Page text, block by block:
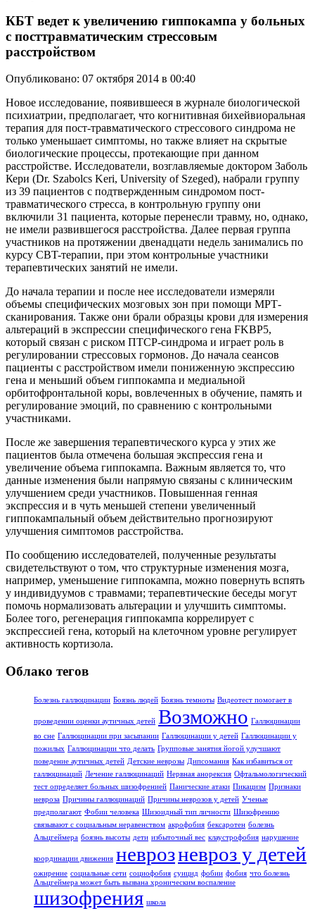
КБТ ведет к увеличению гиппокампа у больных
с посттравматическим стрессовым
расстройством
Опубликовано: 07 октября 2014 в 00:40
Новое исследование, появившееся в журнале биологической
психиатрии, предполагает, что когнитивная бихейвиоральная
терапия для пост-травматического стрессового синдрома не
только уменьшает симптомы, но также влияет на скрытые
биологические процессы, протекающие при данном
расстройстве. Исследователи, возглавляемые доктором Заболь
Кери (Dr. Szabolcs Keri, University of Szeged), набрали группу
из 39 пациентов с подтвержденным синдромом пост-
травматического стресса, в контрольную группу они
включили 31 пациента, которые перенесли травму, но, однако,
не имели развившегося расстройства. Далее первая группа
участников на протяжении двенадцати недель занимались по
курсу CBT-терапии, при этом контрольные участники
терапевтических занятий не имели.
До начала терапии и после нее исследователи измеряли
объемы специфических мозговых зон при помощи МРТ-
сканирования. Также они брали образцы крови для измерения
альтераций в экспрессии специфического гена FKBP5,
который связан с риском ПТСР-синдрома и играет роль в
регулировании стрессовых гормонов. До начала сеансов
пациенты с расстройством имели пониженную экспрессию
гена и меньший объем гиппокампа и медиальной
орбитофронтальной коры, вовлеченных в обучение, память и
регулирование эмоций, по сравнению с контрольными
участниками.
После же завершения терапевтического курса у этих же
пациентов была отмечена большая экспрессия гена и
увеличение объема гиппокампа. Важным является то, что
данные изменения были напрямую связаны с клиническим
улучшением среди участников. Повышенная генная
экспрессия и в чуть меньшей степени увеличенный
гиппокампальный объем действительно прогнозируют
улучшения симптомов расстройства.
По сообщению исследователей, полученные результаты
свидетельствуют о том, что структурные изменения мозга,
например, уменьшение гиппокампа, можно повернуть вспять
у индивидуумов с травмами; терапевтические беседы могут
помочь нормализовать альтерации и улучшить симптомы.
Более того, регенерация гиппокампа коррелирует с
экспрессией гена, который на клеточном уровне регулирует
активность кортизола.
Облако тегов
Болезнь галлюцинации Боязнь людей Боязнь темноты Видеотест помогает в
проведении оценки аутичных детей Возможно Галлюцинации
во сне Галлюцинации при засыпании Галлюцинации у детей Галлюцинации у
пожилых Галлюцинации что делать Групповые занятия йогой улучшают
поведение аутичных детей Детские неврозы Дипсомания Как избавиться от
галлюцинаций Лечение галлюцинаций Нервная анорексия Офтальмологический
тест определяет больных шизофренией Панические атаки Пикацизм Признаки
невроза Причины галлюцинаций Причины неврозов у детей Ученые
предполагают Фобии человека Шизоидный тип личности Шизофрению
связывают с социальным неравенством акрофобия бексаротен болезнь
Альцгеймера боязнь высоты дети избыточный вес клаустрофобия нарушение
координации движения неврозневроз у детей
ожирение социальные сети социофобия суицид фобии фобия что болезнь
Альцгеймера может быть вызвана хроническим воспаление
шизофрения школа